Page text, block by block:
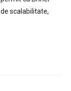
scalabilitate,